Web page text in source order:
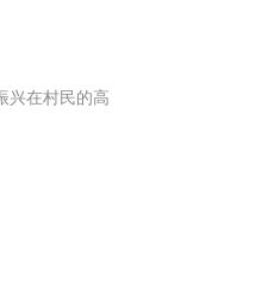
兴在村民的高